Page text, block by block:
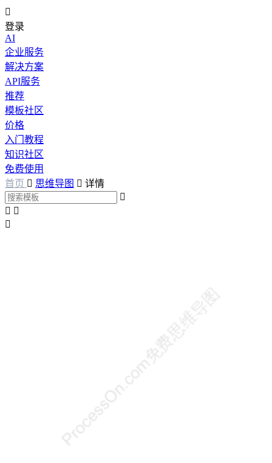

登录
AI
企业服务
解决方案
API服务
推荐
模板社区
价格
入门教程
知识社区
免费使用
首页  思维导图  详情

 
